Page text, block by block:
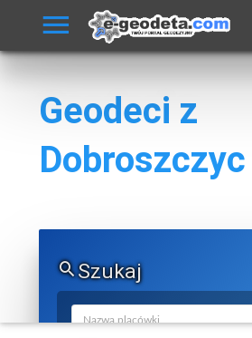
Geodeci z
Dobroszczyc
Szukaj